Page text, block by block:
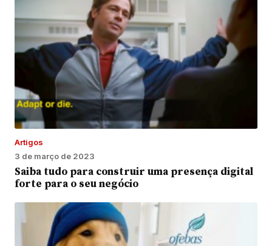
Artigos
3 de março de 2023
Saiba tudo para construir uma presença digital
forte para o seu negócio